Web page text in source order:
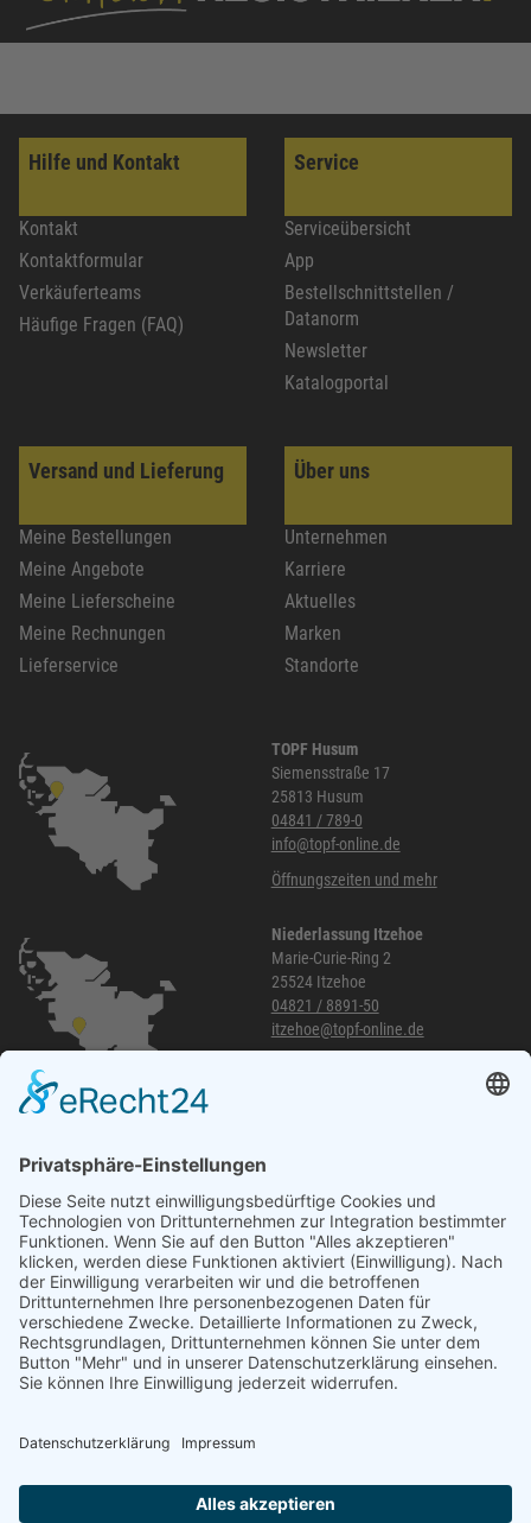
Hilfe und Kontakt
Kontakt
Kontaktformular
Verkäuferteams
Häufige Fragen (FAQ)
Service
Serviceübersicht
App
Bestellschnittstellen /
Datanorm
Newsletter
Katalogportal
Versand und Lieferung
Meine Bestellungen
Meine Angebote
Meine Lieferscheine
Meine Rechnungen
Lieferservice
Über uns
Unternehmen
Karriere
Aktuelles
Marken
Standorte
TOPF Husum
Siemensstraße 17
25813 Husum
04841 / 789-0
info@topf-online.de
Öffnungszeiten und mehr
Niederlassung Itzehoe
Marie-Curie-Ring 2
25524 Itzehoe
04821 / 8891-50
itzehoe@topf-online.de
040 / 21 04 04 04-04
glinde@topf-online.de
Öffnungszeiten und mehr